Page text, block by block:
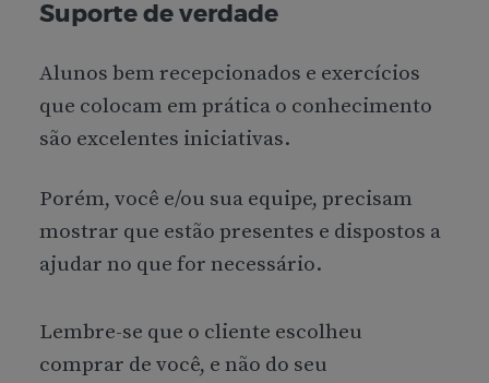
Suporte de verdade
Alunos bem recepcionados e exercícios
que colocam em prática o conhecimento
são excelentes iniciativas.
Porém, você e/ou sua equipe, precisam
mostrar que estão presentes e dispostos a
ajudar no que for necessário.
Lembre-se que o cliente escolheu
comprar de você, e não do seu